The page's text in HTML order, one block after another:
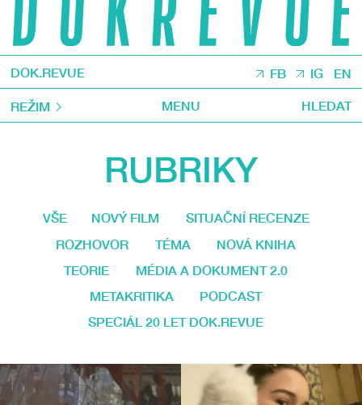
DOK.REVUE FB IG EN
REŽIM MENU HLEDAT
RUBRIKY
VŠE NOVÝ FILM
SITUAČNÍ RECENZE
ROZHOVOR
TÉMA
NOVÁ KNIHA
TEORIE
MÉDIA A DOKUMENT 2.0
METAKRITIKA
PODCAST
SPECIÁL 20 LET DOK.REVUE